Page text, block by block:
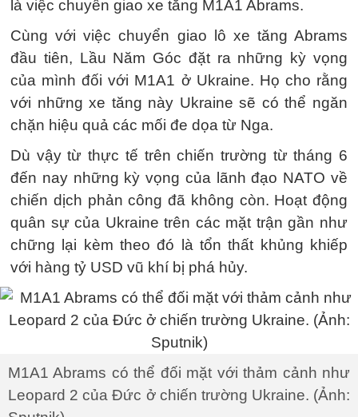
là việc chuyển giao xe tăng M1A1 Abrams.
Cùng với việc chuyển giao lô xe tăng Abrams
đầu tiên, Lầu Năm Góc đặt ra những kỳ vọng
của mình đối với M1A1 ở Ukraine. Họ cho rằng
với những xe tăng này Ukraine sẽ có thể ngăn
chặn hiệu quả các mối đe dọa từ Nga.
Dù vậy từ thực tế trên chiến trường từ tháng 6
đến nay những kỳ vọng của lãnh đạo NATO về
chiến dịch phản công đã không còn. Hoạt động
quân sự của Ukraine trên các mặt trận gần như
chững lại kèm theo đó là tổn thất khủng khiếp
với hàng tỷ USD vũ khí bị phá hủy.
M1A1 Abrams có thể đối mặt với thảm cảnh như
Leopard 2 của Đức ở chiến trường Ukraine. (Ảnh: